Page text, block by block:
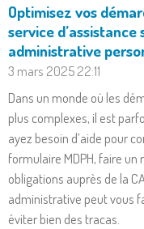
Optimisez vos
service d’assistance
administrative
3 mars 202522:11
Dans un monde où les
plus complexes, il est
ayez besoin d’aide pour
formulaire MDPH, faire
obligations auprès de la
administrative peut vous
éviter bien des tracas.